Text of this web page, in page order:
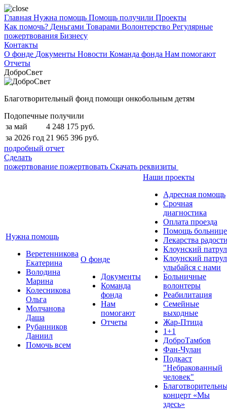
Главная Нужна помощь Помощь получили Проекты
Как помочь? Деньгами Товарами Волонтерство Регулярные
пожертвования Бизнесу
Контакты
О фонде Документы Новости Команда фонда Нам помогают
Отчеты
ДоброСвет
Благотворительный фонд помощи онкобольным детям
Подопечные получили
за май
4 248 175 руб.
за 2026 год 21 965 396 руб.
подробный отчет
Сделать
пожертвование пожертвовать Скачать реквизиты
Нужна помощь
Веретенникова
Екатерина
Володина
Марина
Колесникова
Ольга
Молчанова
Даша
Рубанников
Даниил
Помочь всем
О фонде
Документы
Команда
фонда
Нам
помогают
Отчеты
Наши проекты
Адресная помощь
Срочная
диагностика
Оплата проезда
Помощь больнице
Лекарства
Клоунский
Клоунский
улыбайся с нами
Больничные
волонтеры
Реабилитация
Семейные
выходные
Жар-Птица
1+1
ДоброТамбов
Фан-Чулан
Подкаст
"Небракованный
человек"
концерт «Мы
здесь»